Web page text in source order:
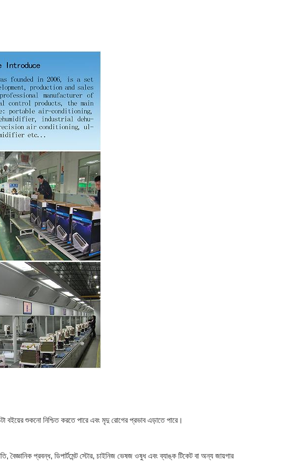
বইয়ের শুকনো নিশ্চিত করতে পারে এবং মৃদু রোগের প্রভাব এড়াতে পারে।
বৈজ্ঞানিক প্রবন্ধ, ডিপার্টমেন্ট স্টোর, চাইনিজ ভেষজ ওষুধ এবং ব্যাঙ্ক টিকেট বা অন্য জায়গার